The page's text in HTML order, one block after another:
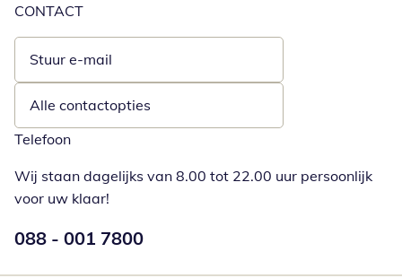
CONTACT
Stuur e-mail
Opent e-mailclient
Alle contactopties
Telefoon
Wij staan dagelijks van 8.00 tot 22.00 uur persoonlijk
voor uw klaar!
Telefoonnummer:
088 - 001 7800